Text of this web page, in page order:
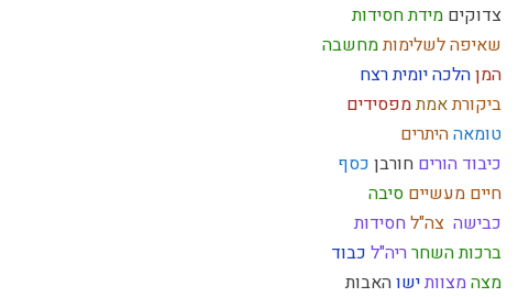
צדוקים מידת חסידות
שאיפה לשלימותמחשבה
המןהלכה יומיתרצח
ביקורתאמתמפסידים
טומאההיתרים
כיבוד הורים חורבן כסף
חיים מעשיים סיבה
כבישה צה"ל חסידות
ברכות השחרריה"ל כבוד
מצהמצוותישוהאבות